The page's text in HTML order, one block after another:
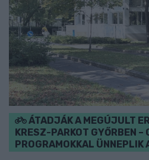
ÁTADJÁK A MEGÚJULT
KRESZ-PARKOT GYŐRBEN –
PROGRAMOKKAL